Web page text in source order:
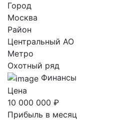
Город
Москва
Район
Центральный AO
Метро
Охотный ряд
Финансы
Цена
10 000 000 ₽
Прибыль в месяц